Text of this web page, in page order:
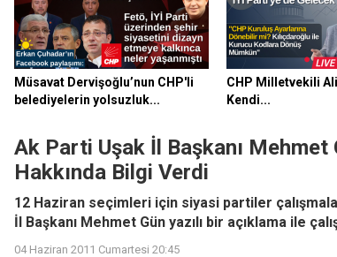
Müsavat Dervişoğlu’nun CHP'li
belediyelerin yolsuzluk...
CHP Milletvekili
Kendi...
Ak Parti Uşak İl Başkanı Mehmet
Hakkında Bilgi Verdi
12 Haziran seçimleri için siyasi partiler
İl Başkanı Mehmet Gün yazılı bir açıklama ile
04 Haziran 2011 Cumartesi 20:45